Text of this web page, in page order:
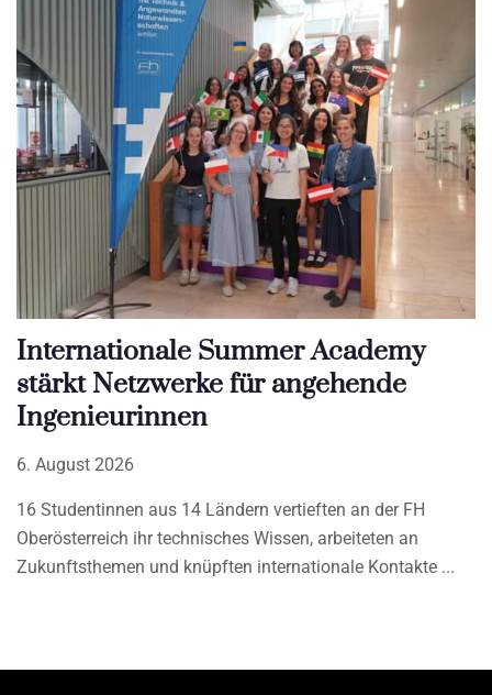
Internationale Summer Academy
stärkt Netzwerke für angehende
Ingenieurinnen
6. August 2026
16 Studentinnen aus 14 Ländern vertieften an der FH
Oberösterreich ihr technisches Wissen, arbeiteten an
Zukunftsthemen und knüpften internationale Kontakte